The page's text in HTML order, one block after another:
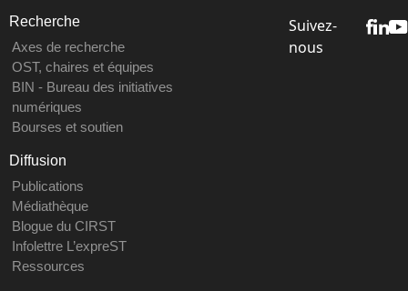
Recherche
Axes de recherche
OST, chaires et équipes
BIN - Bureau des initiatives
numériques
Bourses et soutien
Diffusion
Publications
Médiathèque
Blogue du CIRST
Infolettre L’expreST
Ressources
Suivez-
nous